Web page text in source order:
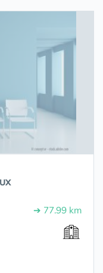
➔ 77.99 km